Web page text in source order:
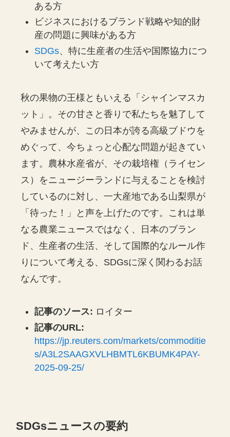
ある方
ビジネスにおけるブランド戦略や知的財
産の問題に興味がある方
SDGs、特に生産者の生活や国際協力につ
いて考えたい方
秋の果物の王様ともいえる「シャインマスカ
ット」。その甘さと香りで私たちを魅了して
やみませんが、この日本が誇る高級ブドウを
めぐって、今ちょっと心配な問題が起きてい
ます。農林水産省が、その栽培権（ライセン
ス）をニュージーランドに与えることを検討
しているのに対し、一大産地である山梨県が
「待った！」と声を上げたのです。これは単
なる農業ニュースではなく、日本のブラン
ド、生産者の生活、そして国際的なルール作
りについて考える、SDGsに深く関わるお話
なんです。
記事のソース: ロイター
記事のURL:
https://jp.reuters.com/markets/commoditie
s/A3L2SAAGXVLHBMTL6KBUMK4PAY-
2025-09-25/
SDGsニュースの要約